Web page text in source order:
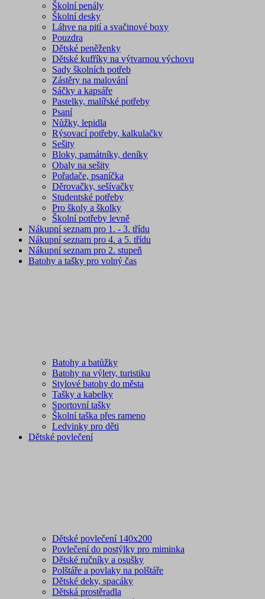
Školní penály
Školní desky
Láhve na pití a svačinové boxy
Pouzdra
Dětské peněženky
Dětské kufříky na výtvarnou výchovu
Sady školních potřeb
Zástěry na malování
Sáčky a kapsáře
Pastelky, malířské potřeby
Psaní
Nůžky, lepidla
Rýsovací potřeby, kalkulačky
Sešity
Bloky, památníky, deníky
Obaly na sešity
Pořadače, psaníčka
Děrovačky, sešívačky
Studentské potřeby
Pro školy a školky
Školní potřeby levně
Nákupní seznam pro 1. - 3. třídu
Nákupní seznam pro 4. a 5. třídu
Nákupní seznam pro 2. stupeň
Batohy a tašky pro volný čas
Batohy a batůžky
Batohy na výlety, turistiku
Stylové batohy do města
Tašky a kabelky
Sportovní tašky
Školní taška přes rameno
Ledvinky pro děti
Dětské povlečení
Dětské povlečení 140x200
Povlečení do postýlky pro miminka
Dětské ručníky a osušky
Polštáře a povlaky na polštáře
Dětské deky, spacáky
Dětská prostěradla